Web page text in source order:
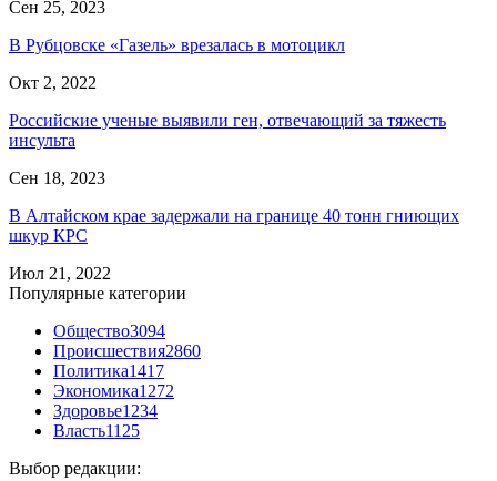
Сен 25, 2023
В Рубцовске «Газель» врезалась в мотоцикл
Окт 2, 2022
Российские ученые выявили ген, отвечающий за тяжесть
инсульта
Сен 18, 2023
В Алтайском крае задержали на границе 40 тонн гниющих
шкур КРС
Июл 21, 2022
Популярные категории
Общество3094
Происшествия2860
Политика1417
Экономика1272
Здоровье1234
Власть1125
Выбор редакции: